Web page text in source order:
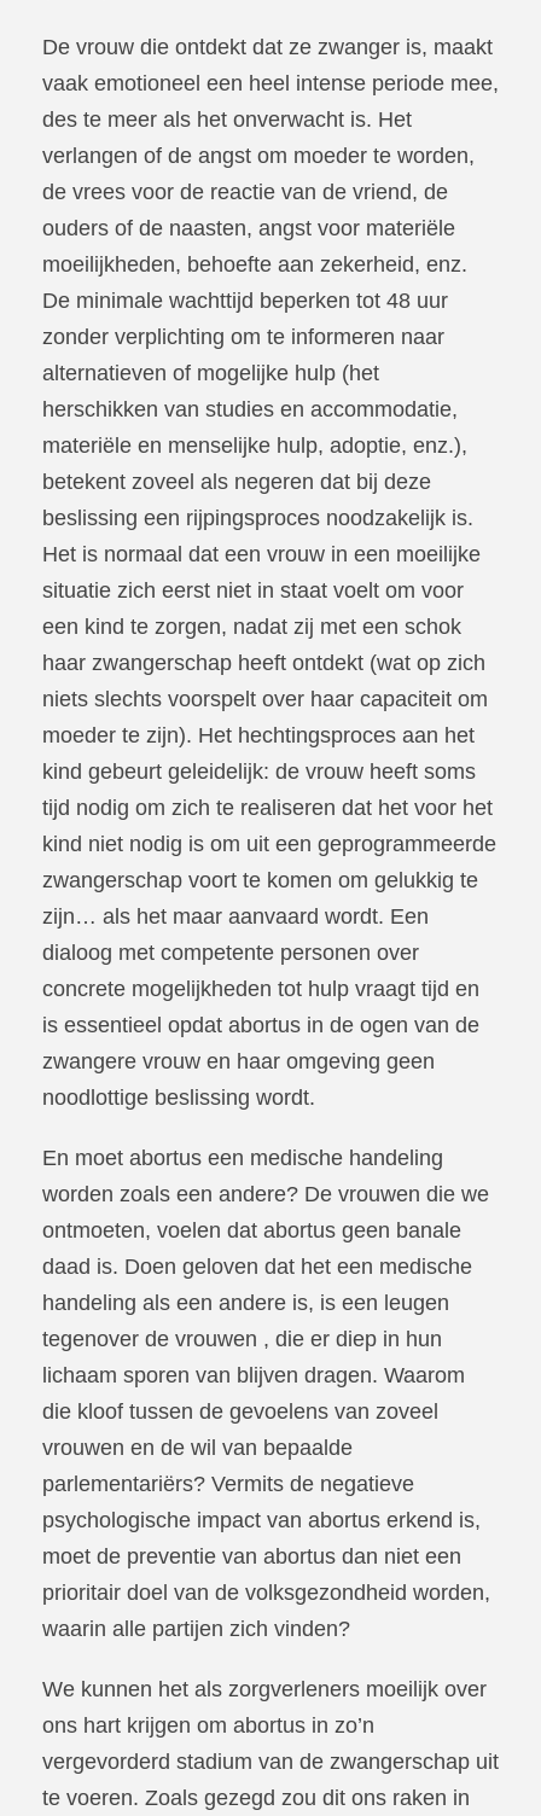
De vrouw die ontdekt dat ze zwanger is, maakt
vaak emotioneel een heel intense periode mee,
des te meer als het onverwacht is. Het
verlangen of de angst om moeder te worden,
de vrees voor de reactie van de vriend, de
ouders of de naasten, angst voor materiële
moeilijkheden, behoefte aan zekerheid, enz.
De minimale wachttijd beperken tot 48 uur
zonder verplichting om te informeren naar
alternatieven of mogelijke hulp (het
herschikken van studies en accommodatie,
materiële en menselijke hulp, adoptie, enz.),
betekent zoveel als negeren dat bij deze
beslissing een rijpingsproces noodzakelijk is.
Het is normaal dat een vrouw in een moeilijke
situatie zich eerst niet in staat voelt om voor
een kind te zorgen, nadat zij met een schok
haar zwangerschap heeft ontdekt (wat op zich
niets slechts voorspelt over haar capaciteit om
moeder te zijn). Het hechtingsproces aan het
kind gebeurt geleidelijk: de vrouw heeft soms
tijd nodig om zich te realiseren dat het voor het
kind niet nodig is om uit een geprogrammeerde
zwangerschap voort te komen om gelukkig te
zijn… als het maar aanvaard wordt. Een
dialoog met competente personen over
concrete mogelijkheden tot hulp vraagt tijd en
is essentieel opdat abortus in de ogen van de
zwangere vrouw en haar omgeving geen
noodlottige beslissing wordt.
En moet abortus een medische handeling
worden zoals een andere? De vrouwen die we
ontmoeten, voelen dat abortus geen banale
daad is. Doen geloven dat het een medische
handeling als een andere is, is een leugen
tegenover de vrouwen , die er diep in hun
lichaam sporen van blijven dragen. Waarom
die kloof tussen de gevoelens van zoveel
vrouwen en de wil van bepaalde
parlementariërs? Vermits de negatieve
psychologische impact van abortus erkend is,
moet de preventie van abortus dan niet een
prioritair doel van de volksgezondheid worden,
waarin alle partijen zich vinden?
We kunnen het als zorgverleners moeilijk over
ons hart krijgen om abortus in zo’n
vergevorderd stadium van de zwangerschap uit
te voeren. Zoals gezegd zou dit ons raken in